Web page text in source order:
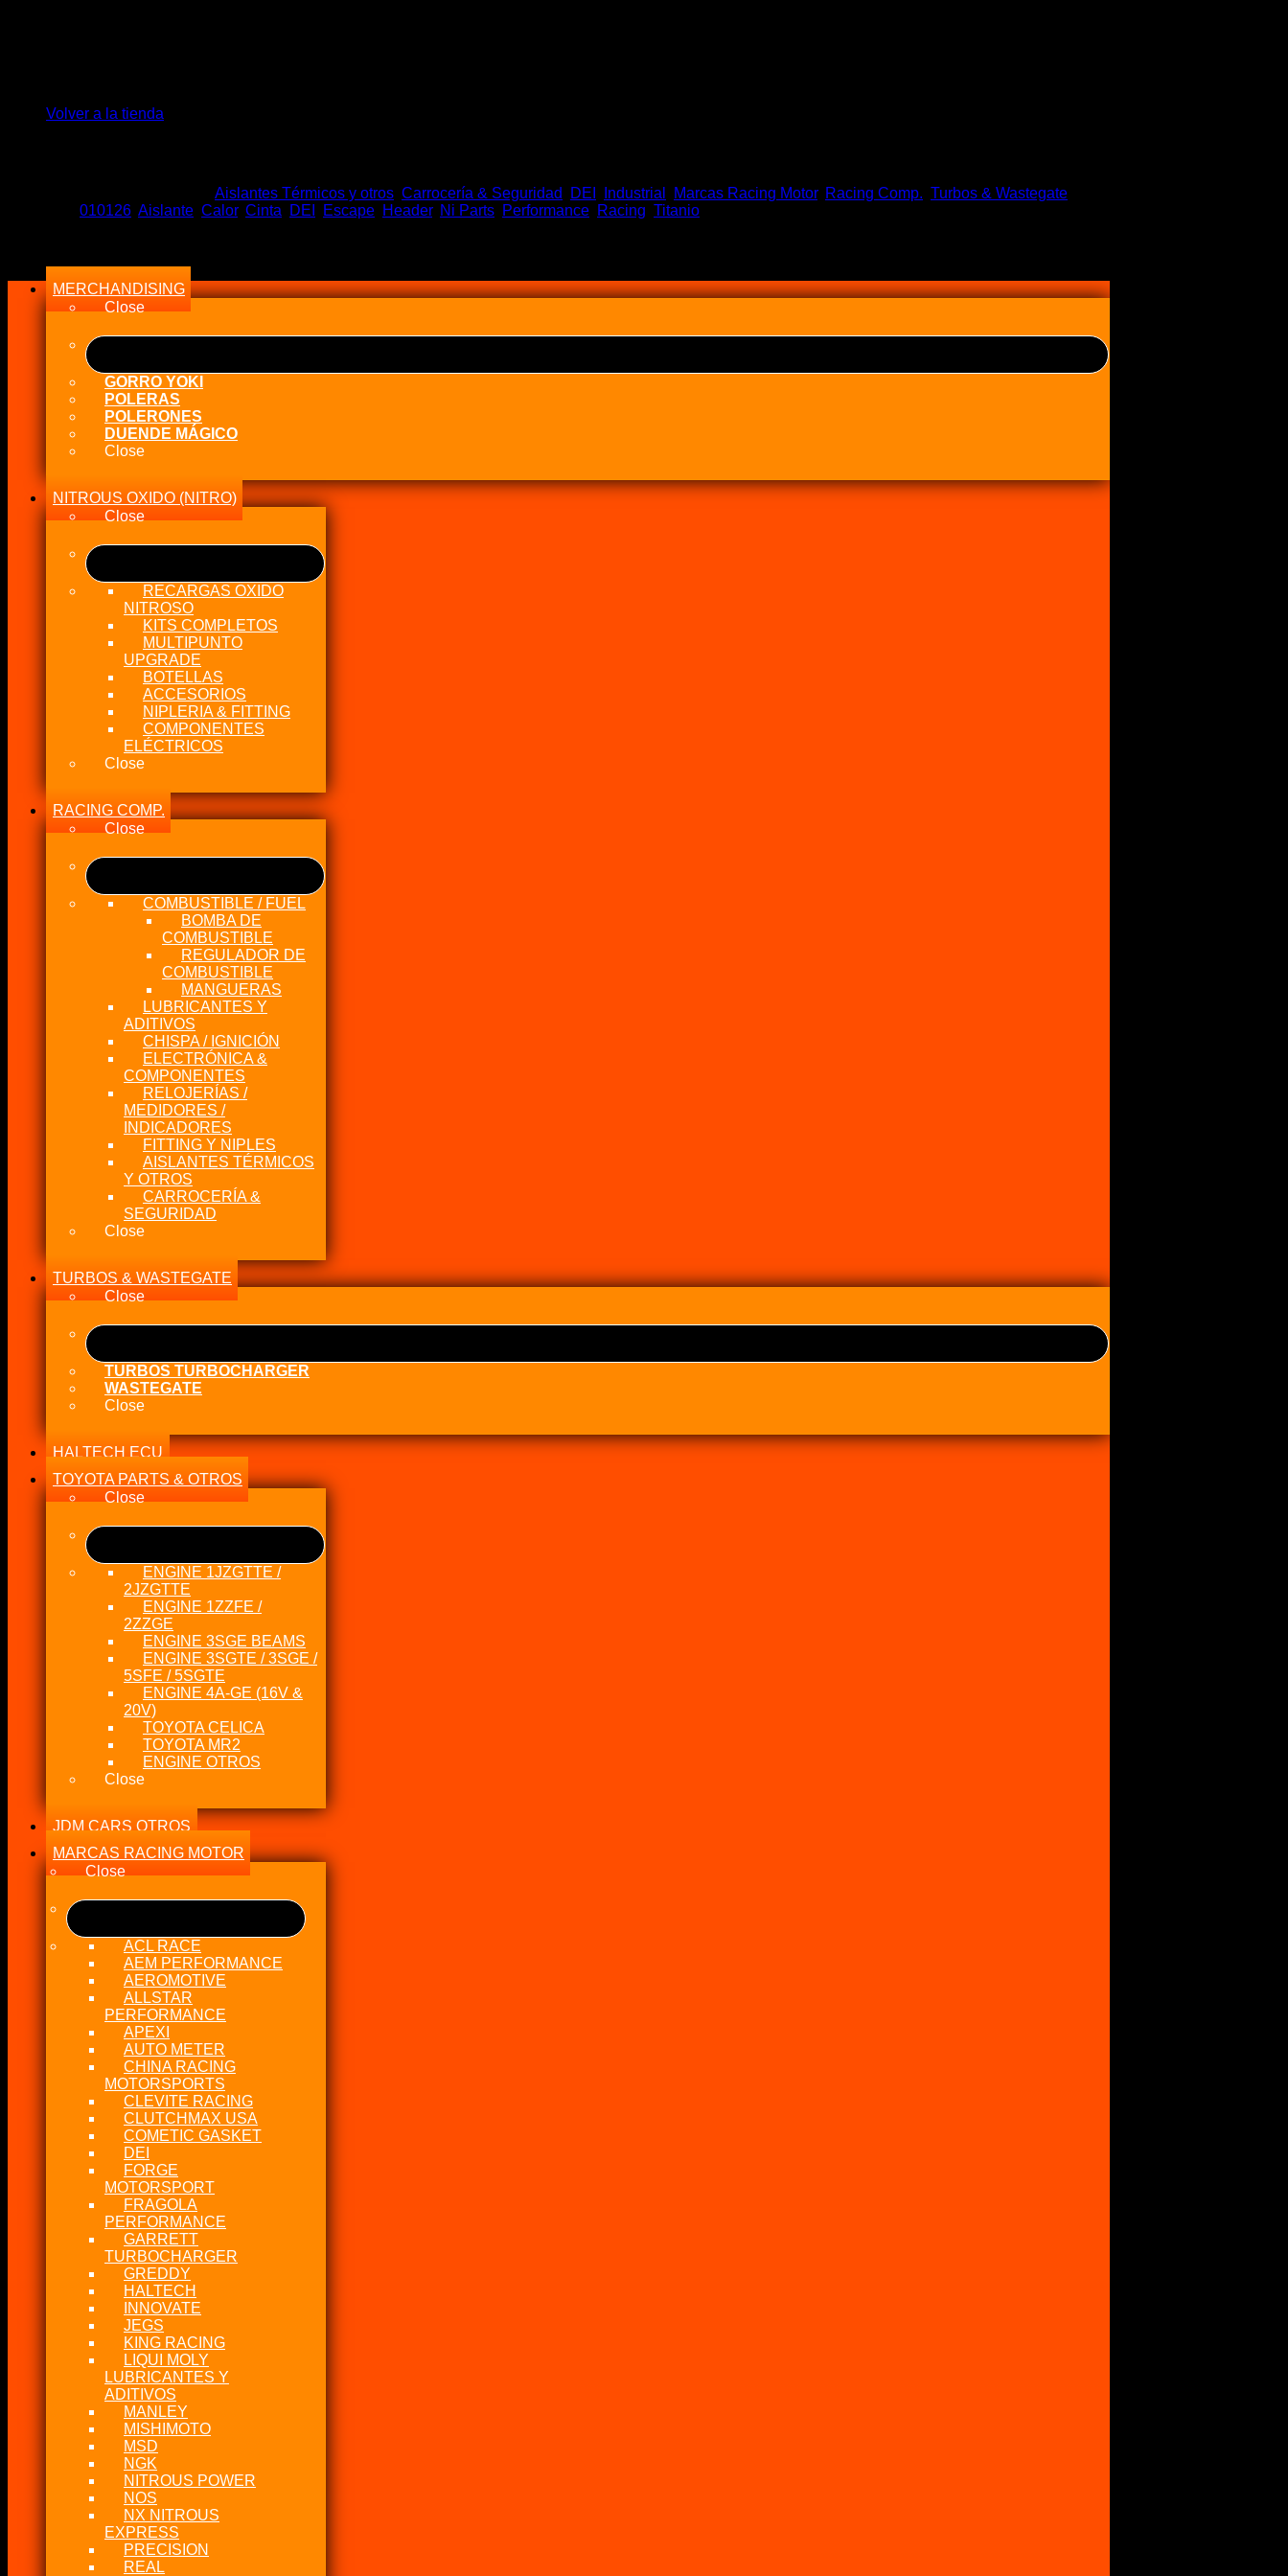
Volver a la tienda
Aislantes Térmicos y otros Carrocería & Seguridad DEI Industrial Marcas Racing Motor, Racing Comp. Turbos & Wastegate
010126 Aislante Calor, Cinta DEI Escape Header, Ni Parts Performance Racing Titanio
MERCHANDISING
Close
GORRO YOKI
POLERAS
POLERONES
DUENDE MÁGICO
Close
NITROUS OXIDO (NITRO)
Close
RECARGAS OXIDO
NITROSO
KITS COMPLETOS
MULTIPUNTO
UPGRADE
BOTELLAS
ACCESORIOS
NIPLERIA & FITTING
COMPONENTES
ELÉCTRICOS
Close
RACING COMP.
Close
COMBUSTIBLE / FUEL
BOMBA DE
COMBUSTIBLE
REGULADOR DE
COMBUSTIBLE
MANGUERAS
LUBRICANTES Y
ADITIVOS
CHISPA / IGNICIÓN
ELECTRÓNICA &
COMPONENTES
RELOJERÍAS /
MEDIDORES /
INDICADORES
FITTING Y NIPLES
AISLANTES TÉRMICOS
Y OTROS
CARROCERÍA &
SEGURIDAD
Close
TURBOS & WASTEGATE
Close
TURBOS TURBOCHARGER
WASTEGATE
Close
HALTECH ECU
TOYOTA PARTS & OTROS
Close
ENGINE 1JZGTTE /
2JZGTTE
ENGINE 1ZZFE /
2ZZGE
ENGINE 3SGE BEAMS
ENGINE 3SGTE / 3SGE /
5SFE / 5SGTE
ENGINE 4A-GE (16V &
20V)
TOYOTA CELICA
TOYOTA MR2
ENGINE OTROS
Close
JDM CARS OTROS
MARCAS RACING MOTOR
Close
ACL RACE
AEM PERFORMANCE
AEROMOTIVE
ALLSTAR
PERFORMANCE
APEXI
AUTO METER
CHINA RACING
MOTORSPORTS
CLEVITE RACING
CLUTCHMAX USA
COMETIC GASKET
DEI
FORGE
MOTORSPORT
FRAGOLA
PERFORMANCE
GARRETT
TURBOCHARGER
GREDDY
HALTECH
INNOVATE
JEGS
KING RACING
LIQUI MOLY
LUBRICANTES Y
ADITIVOS
MANLEY
MISHIMOTO
MSD
NGK
NITROUS POWER
NOS
NX NITROUS
EXPRESS
PRECISION
REAL